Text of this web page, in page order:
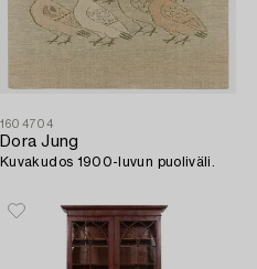
1604704
Dora Jung
Kuvakudos 1900-luvun puoliväli.